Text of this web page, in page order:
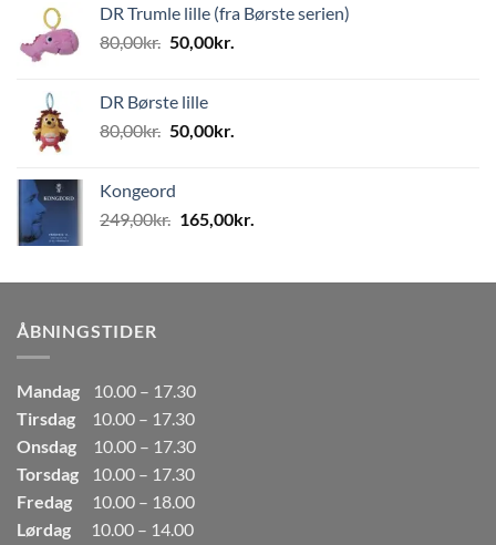
var:
499,00kr..
er:
DR Trumle lille (fra Børste serien)
80,00kr. Den
var:
80,00kr..
50,00kr.
50,00kr..
DR Børste lille
80,00kr. Den
var:
80,00kr..
50,00kr.
50,00kr..
Kongeord
249,00kr. Den
var:
165,00kr.
er:
ÅBNINGSTIDER
Mandag
10.00 – 17.30
Tirsdag
10.00 – 17.30
Onsdag
10.00 – 17.30
Torsdag
10.00 – 17.30
Fredag
10.00 – 18.00
Lørdag
10.00 – 14.00